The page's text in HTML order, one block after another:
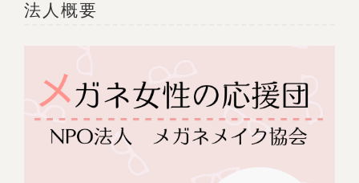
法人概要